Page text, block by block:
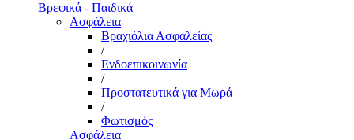
Βρεφικά - Παιδικά
Ασφάλεια
Βραχιόλια Ασφαλείας
/
Ενδοεπικοινωνία
/
Προστατευτικά για Μωρά
/
Φωτισμός
Ασφάλεια